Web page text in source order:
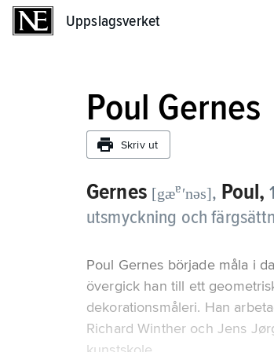
Uppslagsverket
Poul Gernes
Skriv ut
Gernes [gæɐʹnəs], Poul,
utsmyckning och
Poul Gernes började måla i
övergick han till ett
dekorationsmåleri. Han
Richard Winther och Jens